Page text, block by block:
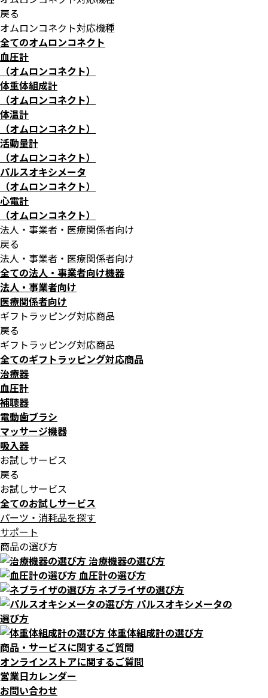
戻る
オムロンコネクト対応機種
全てのオムロンコネクト
血圧計
（オムロンコネクト）
体重体組成計
（オムロンコネクト）
体温計
（オムロンコネクト）
活動量計
（オムロンコネクト）
パルスオキシメータ
（オムロンコネクト）
心電計
（オムロンコネクト）
法人・事業者・医療関係者向け
戻る
法人・事業者・医療関係者向け
全ての法人・事業者向け機器
法人・事業者向け
医療関係者向け
ギフトラッピング対応商品
戻る
ギフトラッピング対応商品
全てのギフトラッピング対応商品
治療器
血圧計
補聴器
電動歯ブラシ
マッサージ機器
吸入器
お試しサービス
戻る
お試しサービス
全てのお試しサービス
パーツ・消耗品を探す
サポート
商品の選び方
治療機器の選び方
血圧計の選び方
ネブライザの選び方
パルスオキシメータの
選び方
体重体組成計の選び方
商品・サービスに関するご質問
オンラインストアに関するご質問
営業日カレンダー
お問い合わせ